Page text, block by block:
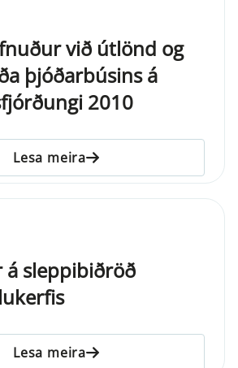
við útlönd og
þjóðarbúsins á
2010
Lesa meira
á sleppibiðröð
Lesa meira